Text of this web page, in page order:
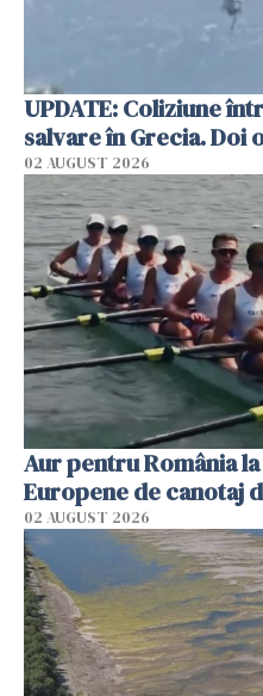
UPDATE: Coliziune
salvare în Grecia. Doi
02 AUGUST 2026
Aur pentru România
Europene de canotaj
02 AUGUST 2026